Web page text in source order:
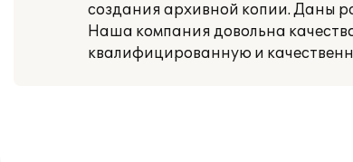
создания архивной копии. Даны
Наша компания довольна
квалифицированную и